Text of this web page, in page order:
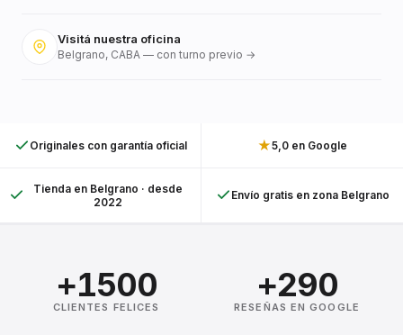
Visitá nuestra oficina
Belgrano, CABA — con turno previo →
Originales con garantía oficial ★5,0 en Google
Tienda en Belgrano · desde
2022
Envío gratis en zona Belgrano
+1500
CLIENTES FELICES
+290
RESEÑAS EN GOOGLE